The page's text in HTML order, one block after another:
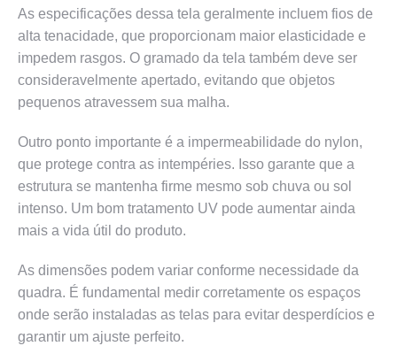
As especificações dessa tela geralmente incluem fios de
alta tenacidade, que proporcionam maior elasticidade e
impedem rasgos. O gramado da tela também deve ser
consideravelmente apertado, evitando que objetos
pequenos atravessem sua malha.
Outro ponto importante é a impermeabilidade do nylon,
que protege contra as intempéries. Isso garante que a
estrutura se mantenha firme mesmo sob chuva ou sol
intenso. Um bom tratamento UV pode aumentar ainda
mais a vida útil do produto.
As dimensões podem variar conforme necessidade da
quadra. É fundamental medir corretamente os espaços
onde serão instaladas as telas para evitar desperdícios e
garantir um ajuste perfeito.